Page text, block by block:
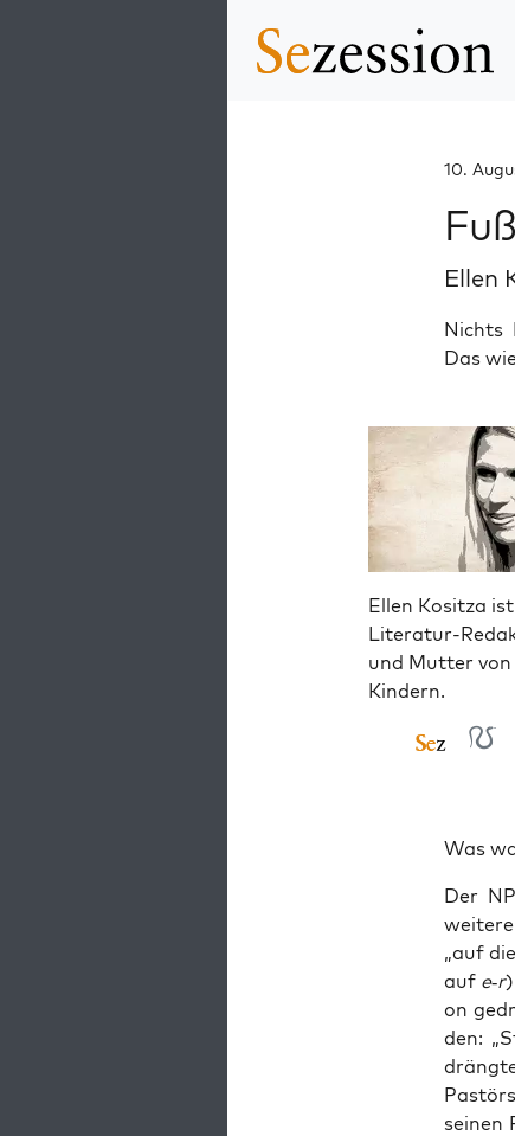
10.
Ellen
Nichts
Das
Ellen Kositza ist
Literatur-
und Mutter von
Kindern.
Was
Der
„auf
auf e‑r
on
den:
sei­nen